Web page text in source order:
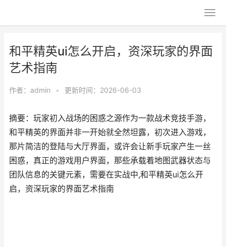
和平精英ui怎么开启，资深玩家的界面
艺术指南
作者： admin • 更新时间：2026-06-03
摘要：玩家初入战场的困惑之源作为一款战术竞技手游，
和平精英的界面并非一开始就全然坦露，初次进入游戏，
那片简洁的登陆与大厅界面，或许会让新手玩家产生一丝
困惑，真正的游戏用户界面，那些承载着地图武器状态与
团队信息的关键元素，需要在实战中,和平精英ui怎么开
启，资深玩家的界面艺术指南